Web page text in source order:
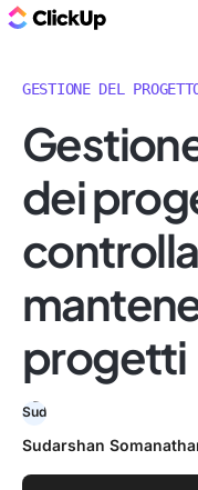
GESTIONE DEL
dei
progetti
Sudarshan